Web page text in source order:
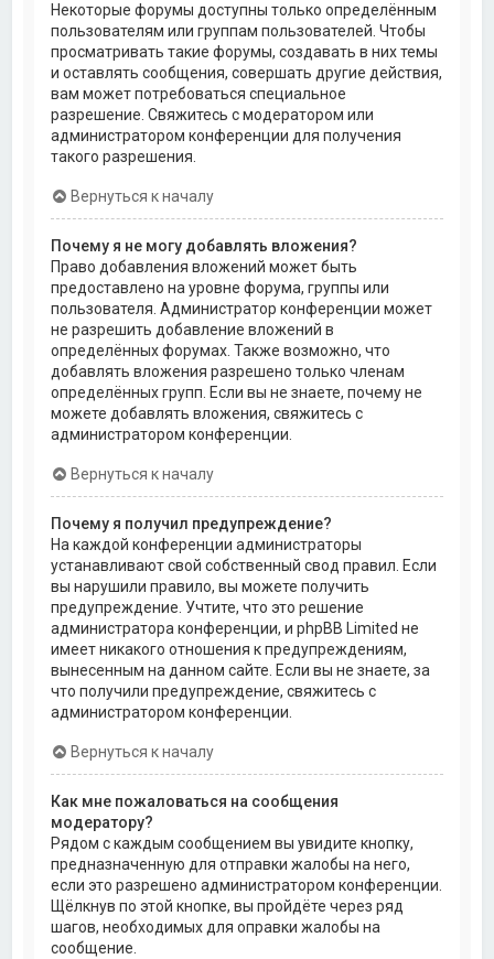
Некоторые форумы доступны только определённым
пользователям или группам пользователей. Чтобы
просматривать такие форумы, создавать в них темы
и оставлять сообщения, совершать другие действия,
вам может потребоваться специальное
разрешение. Свяжитесь с модератором или
администратором конференции для получения
такого разрешения.
Вернуться к началу
Почему я не могу добавлять вложения?
Право добавления вложений может быть
предоставлено на уровне форума, группы или
пользователя. Администратор конференции может
не разрешить добавление вложений в
определённых форумах. Также возможно, что
добавлять вложения разрешено только членам
определённых групп. Если вы не знаете, почему не
можете добавлять вложения, свяжитесь с
администратором конференции.
Вернуться к началу
Почему я получил предупреждение?
На каждой конференции администраторы
устанавливают свой собственный свод правил. Если
вы нарушили правило, вы можете получить
предупреждение. Учтите, что это решение
администратора конференции, и phpBB Limited не
имеет никакого отношения к предупреждениям,
вынесенным на данном сайте. Если вы не знаете, за
что получили предупреждение, свяжитесь с
администратором конференции.
Вернуться к началу
Как мне пожаловаться на сообщения
модератору?
Рядом с каждым сообщением вы увидите кнопку,
предназначенную для отправки жалобы на него,
если это разрешено администратором конференции.
Щёлкнув по этой кнопке, вы пройдёте через ряд
шагов, необходимых для оправки жалобы на
сообщение.